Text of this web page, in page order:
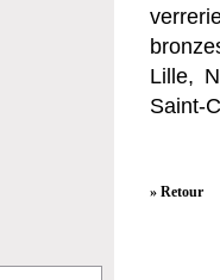
Lille,
Saint-
» Retour